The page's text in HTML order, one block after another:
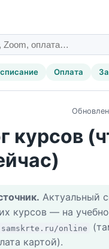
Оплата
курсов
Актуальный
курсов — на
samskrte.ru/online
картой).